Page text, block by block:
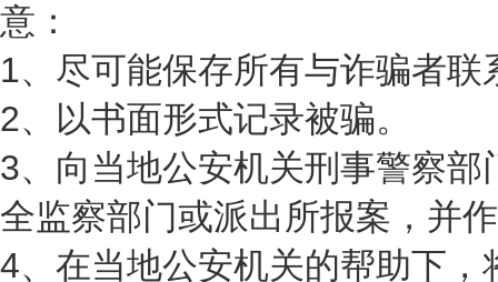
意：
1、尽可能保存所有与诈骗者联
2、以书面形式记录被骗。
3、向当地公安机关刑事警察部
全监察部门或派出所报案，并
4、在当地公安机关的帮助下，